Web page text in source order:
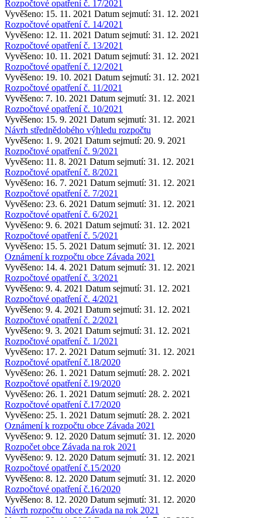
Rozpočtové opatření č. 17/2021
Vyvěšeno: 15. 11. 2021 Datum sejmutí: 31. 12. 2021
Rozpočtové opatření č. 14/2021
Vyvěšeno: 12. 11. 2021 Datum sejmutí: 31. 12. 2021
Rozpočtové opatření č. 13/2021
Vyvěšeno: 10. 11. 2021 Datum sejmutí: 31. 12. 2021
Rozpočtové opatření č. 12/2021
Vyvěšeno: 19. 10. 2021 Datum sejmutí: 31. 12. 2021
Rozpočtové opatření č. 11/2021
Vyvěšeno: 7. 10. 2021 Datum sejmutí: 31. 12. 2021
Rozpočtové opatření č. 10/2021
Vyvěšeno: 15. 9. 2021 Datum sejmutí: 31. 12. 2021
Návrh střednědobého výhledu rozpočtu
Vyvěšeno: 1. 9. 2021 Datum sejmutí: 20. 9. 2021
Rozpočtové opatření č. 9/2021
Vyvěšeno: 11. 8. 2021 Datum sejmutí: 31. 12. 2021
Rozpočtové opatření č. 8/2021
Vyvěšeno: 16. 7. 2021 Datum sejmutí: 31. 12. 2021
Rozpočtové opatření č. 7/2021
Vyvěšeno: 23. 6. 2021 Datum sejmutí: 31. 12. 2021
Rozpočtové opatření č. 6/2021
Vyvěšeno: 9. 6. 2021 Datum sejmutí: 31. 12. 2021
Rozpočtové opatření č. 5/2021
Vyvěšeno: 15. 5. 2021 Datum sejmutí: 31. 12. 2021
Oznámení k rozpočtu obce Závada 2021
Vyvěšeno: 14. 4. 2021 Datum sejmutí: 31. 12. 2021
Rozpočtové opatření č. 3/2021
Vyvěšeno: 9. 4. 2021 Datum sejmutí: 31. 12. 2021
Rozpočtové opatření č. 4/2021
Vyvěšeno: 9. 4. 2021 Datum sejmutí: 31. 12. 2021
Rozpočtové opatření č. 2/2021
Vyvěšeno: 9. 3. 2021 Datum sejmutí: 31. 12. 2021
Rozpočtové opatření č. 1/2021
Vyvěšeno: 17. 2. 2021 Datum sejmutí: 31. 12. 2021
Rozpočtové opatření č.18/2020
Vyvěšeno: 26. 1. 2021 Datum sejmutí: 28. 2. 2021
Rozpočtové opatření č.19/2020
Vyvěšeno: 26. 1. 2021 Datum sejmutí: 28. 2. 2021
Rozpočtové opatření č.17/2020
Vyvěšeno: 25. 1. 2021 Datum sejmutí: 28. 2. 2021
Oznámení k rozpočtu obce Závada 2021
Vyvěšeno: 9. 12. 2020 Datum sejmutí: 31. 12. 2020
Rozpočet obce Závada na rok 2021
Vyvěšeno: 9. 12. 2020 Datum sejmutí: 31. 12. 2021
Rozpočtové opatření č.15/2020
Vyvěšeno: 8. 12. 2020 Datum sejmutí: 31. 12. 2020
Rozpočtové opatření č.16/2020
Vyvěšeno: 8. 12. 2020 Datum sejmutí: 31. 12. 2020
Návrh rozpočtu obce Závada na rok 2021